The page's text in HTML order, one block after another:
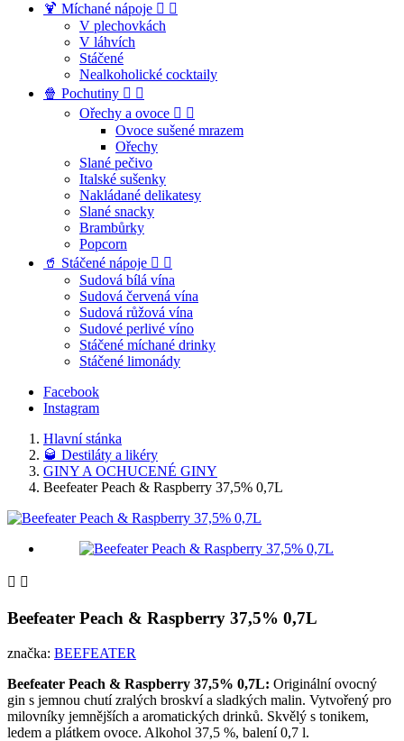
🍹 Míchané nápoje  
V plechovkách
V láhvích
Stáčené
Nealkoholické cocktaily
🍿 Pochutiny  
Ořechy a ovoce  
Ovoce sušené mrazem
Ořechy
Slané pečivo
Italské sušenky
Nakládané delikatesy
Slané snacky
Brambůrky
Popcorn
🥤 Stáčené nápoje  
Sudová bílá vína
Sudová červená vína
Sudová růžová vína
Sudové perlivé víno
Stáčené míchané drinky
Stáčené limonády
Facebook
Instagram
Hlavní stánka
🥃 Destiláty a likéry
GINY A OCHUCENÉ GINY
Beefeater Peach & Raspberry 37,5% 0,7L
 
Beefeater Peach & Raspberry 37,5% 0,7L
značka: BEEFEATER
Beefeater Peach & Raspberry 37,5% 0,7L: Originální ovocný
gin s jemnou chutí zralých broskví a sladkých malin. Vytvořený pro
milovníky jemnějších a aromatických drinků. Skvělý s tonikem,
ledem a plátkem ovoce. Alkohol 37,5 %, balení 0,7 l.